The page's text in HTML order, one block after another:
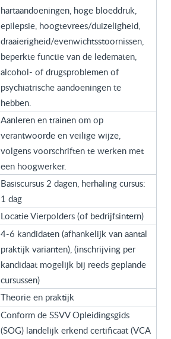
hartaandoeningen, hoge bloeddruk,
epilepsie, hoogtevrees/duizeligheid,
draaierigheid/evenwichtsstoornissen,
beperkte functie van de ledematen,
alcohol- of drugsproblemen of
psychiatrische aandoeningen te
hebben.
Aanleren en trainen om op
verantwoorde en veilige wijze,
volgens voorschriften te werken met
een hoogwerker.
Basiscursus 2 dagen, herhaling cursus:
1 dag
Locatie Vierpolders (of bedrijfsintern)
4-6 kandidaten (afhankelijk van aantal
praktijk varianten), (inschrijving per
kandidaat mogelijk bij reeds geplande
cursussen)
Theorie en praktijk
Conform de SSVV Opleidingsgids
(SOG) landelijk erkend certificaat (VCA